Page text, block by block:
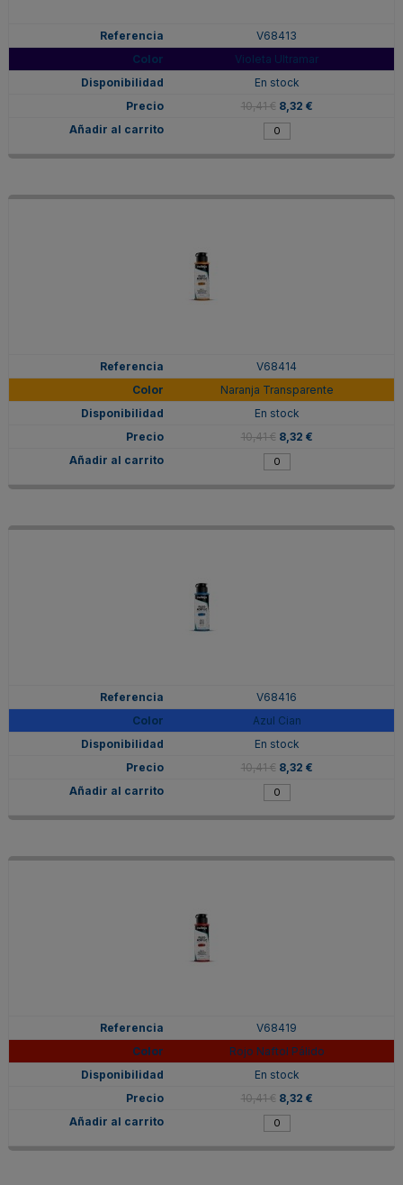
V68413
Violeta Ultramar
En stock
10,41 € 8,32 €
V68414
Naranja Transparente
En stock
10,41 € 8,32 €
V68416
Azul Cian
En stock
10,41 € 8,32 €
V68419
Rojo Naftol Pálido
En stock
10,41 € 8,32 €